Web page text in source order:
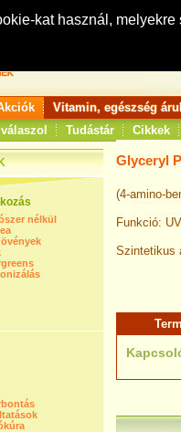
kat használ,
Vitamin, egészség
Tudástár Cikkek
nélkül
Glyceryl
(4-amino-
Funkció:
Szintetikus